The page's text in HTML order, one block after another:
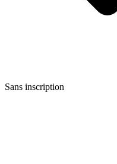
Sans inscription